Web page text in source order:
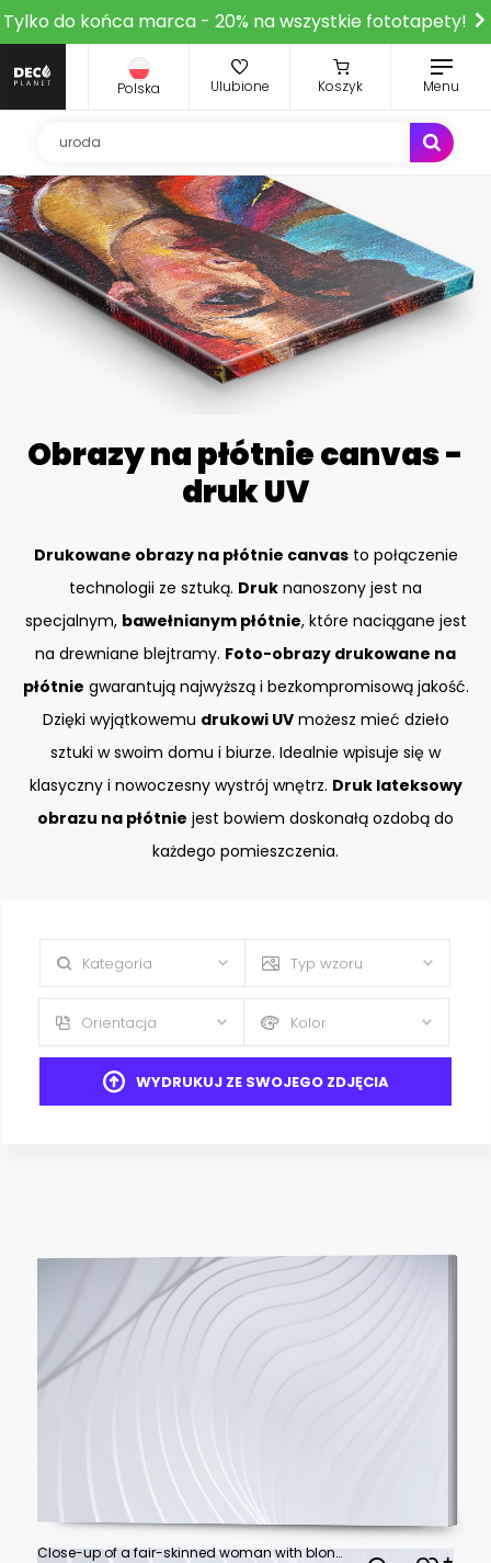
Tylko do końca marca - 20% na wszystkie fototapety!
Polska Ulubione Koszyk Menu
Obrazy na płótnie canvas -
druk UV
Drukowane obrazy na płótnie canvasto połączenie
technologii ze sztuką. Druk nanoszony jest na
specjalnym, bawełnianym płótnie, które naciągane jest
na drewniane blejtramy. Foto-obrazy drukowane na
płótnie gwarantują najwyższą i bezkompromisową jakość.
Dzięki wyjątkowemu drukowi UVmożesz mieć dzieło
sztuki w swoim domu i biurze. Idealnie wpisuje się w
klasyczny i nowoczesny wystrój wnętrz. Druk lateksowy
obrazu na płótnie jest bowiem doskonałą ozdobą do
każdego pomieszczenia.
Kategoria Typ wzoru
Orientacja Kolor
WYDRUKUJ ZE SWOJEGO ZDJĘCIA
Close-up of a fair-skinned woman with blonde, wavy hair and light eyes